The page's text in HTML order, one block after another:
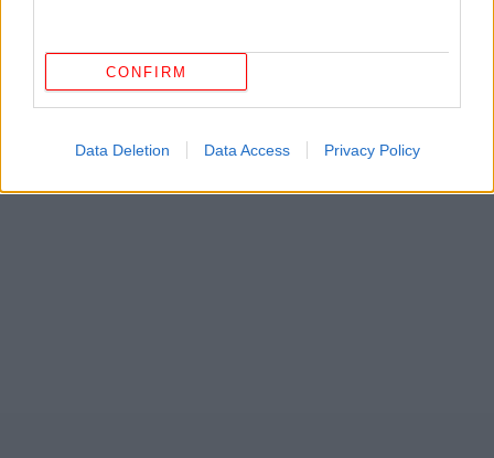
CONFIRM
Data Deletion Data Access Privacy Policy